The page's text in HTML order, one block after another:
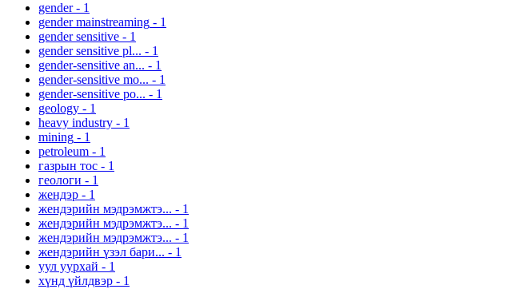
gender - 1
gender mainstreaming - 1
gender sensitive - 1
gender sensitive pl... - 1
gender-sensitive an... - 1
gender-sensitive mo... - 1
gender-sensitive po... - 1
geology - 1
heavy industry - 1
mining - 1
petroleum - 1
газрын тос - 1
геологи - 1
жендэр - 1
жендэрийн мэдрэмжтэ... - 1
жендэрийн мэдрэмжтэ... - 1
жендэрийн мэдрэмжтэ... - 1
жендэрийн үзэл бари... - 1
уул уурхай - 1
хүнд үйлдвэр - 1